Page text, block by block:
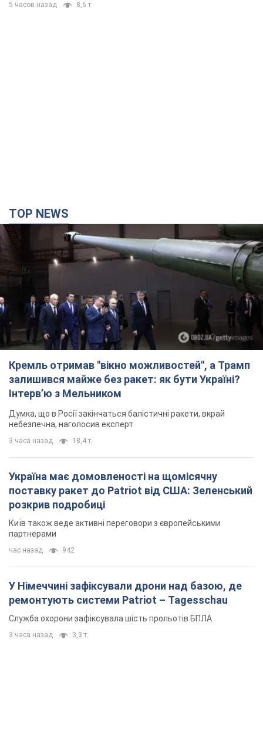
5 часов назад 8,6 т.
TOP NEWS
Кремль отримав "вікно можливостей", а Трамп
залишився майже без ракет: як бути Україні?
Інтерв’ю з Мельником
Думка, що в Росії закінчаться балістичні ракети, вкрай
небезпечна, наголосив експерт
3 часа назад 18,4 т.
Україна має домовленості на щомісячну
поставку ракет до Patriot від США: Зеленський
розкрив подробиці
Київ також веде активні переговори з європейськими
партнерами
час назад 942
У Німеччині зафіксували дрони над базою, де
ремонтують системи Patriot – Tagesschau
Служба охорони зафіксувала шість прольотів БПЛА
3 часа назад 3,3 т.